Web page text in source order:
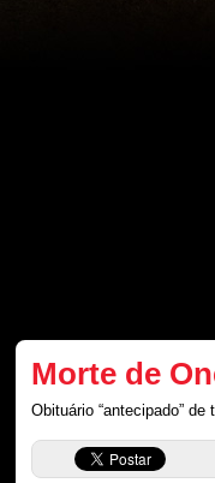
Morte de
Obituário “antecipado”